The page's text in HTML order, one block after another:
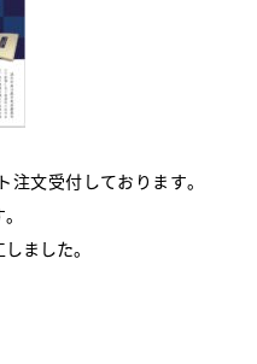
文受付しております。
ました。